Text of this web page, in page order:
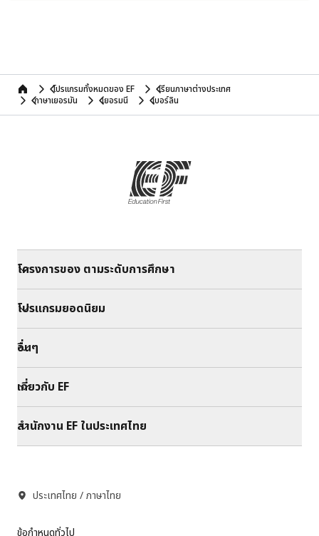
home โปรแกรมทั้งหมดของ EF
เรียนภาษาต่างประเทศ
ภาษาเยอรมัน
เยอรมนี เบอร์ลิน
โครงการของ ตามระดับการศึกษา
โปรแกรมยอดนิยม
อื่นๆ
เกี่ยวกับ EF
สำนักงาน EF ในประเทศไทย
ประเทศไทย / ภาษาไทย
ข้อกำหนดทั่วไป